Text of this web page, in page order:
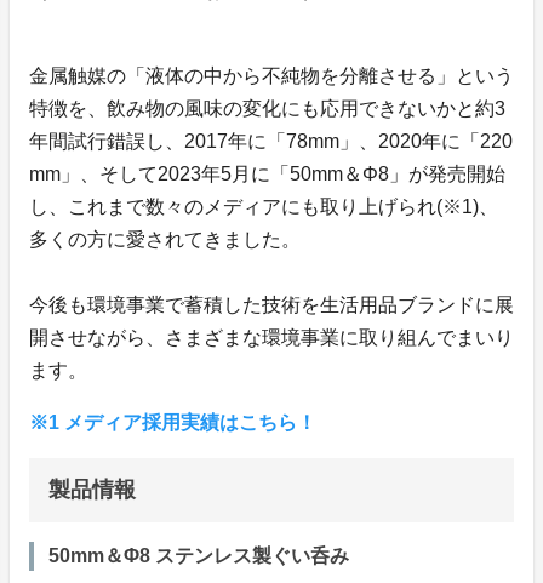
金属触媒の「液体の中から不純物を分離させる」という
特徴を、飲み物の風味の変化にも応用できないかと約3
年間試行錯誤し、2017年に「78mm」、2020年に「220
mm」、そして2023年5月に「50mm＆Φ8」が発売開始
し、これまで数々のメディアにも取り上げられ(※1)、
多くの方に愛されてきました。
今後も環境事業で蓄積した技術を生活用品ブランドに展
開させながら、さまざまな環境事業に取り組んでまいり
ます。
※1 メディア採用実績はこちら！
製品情報
50mm＆Φ8 ステンレス製ぐい呑み